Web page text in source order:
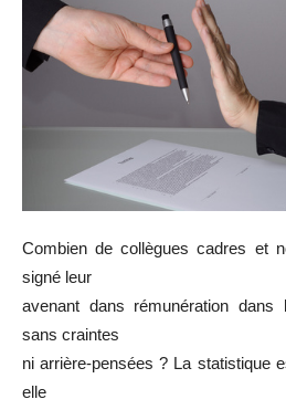
Combien de collègues cadres et
signé leur
avenant dans rémunération dans
sans craintes
ni arrière-pensées ? La statistique
elle